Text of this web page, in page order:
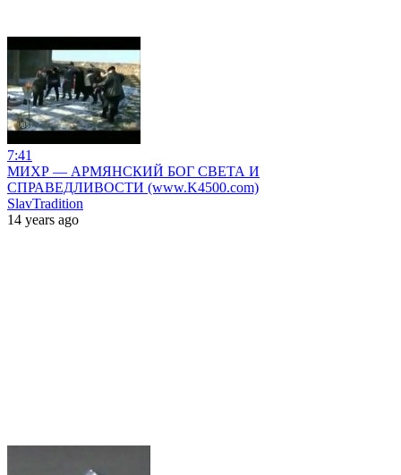
7:41
МИХР — АРМЯНСКИЙ БОГ СВЕТА И
СПРАВЕДЛИВОСТИ (www.K4500.com)
SlavTradition
14 years ago